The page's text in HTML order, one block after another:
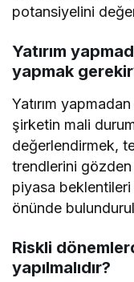
potansiyelini
Yatırım
yapmak
Yatırım
şirketin mali
değerlendirmek,
trendlerini gözden
piyasa
önünde
Riskli
yapılmalıdır?